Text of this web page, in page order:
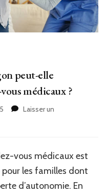
peut-elle
médicaux ?
Laisser un
vous médicaux est
les familles dont
d’autonomie. En